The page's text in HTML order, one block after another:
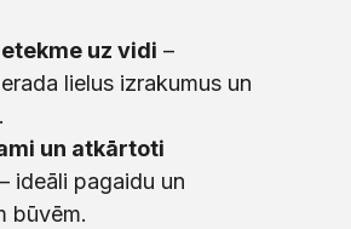
uz vidi –
lielus izrakumus un
un atkārtoti
– ideāli pagaidu un
būvēm.